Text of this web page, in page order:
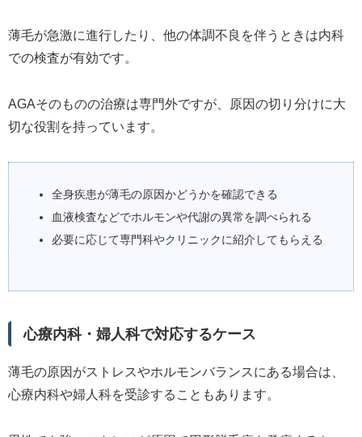
薄毛が急激に進行したり、他の体調不良を伴うときは内科
での検査が有効です。
AGAそのものの治療は専門外ですが、原因の切り分けに大
切な役割を持っています。
全身疾患が薄毛の原因かどうかを確認できる
血液検査などでホルモンや代謝の異常を調べられる
必要に応じて専門科やクリニックに紹介してもらえる
心療内科・婦人科で対応するケース
薄毛の原因がストレスやホルモンバランスにある場合は、
心療内科や婦人科を受診することもあります。